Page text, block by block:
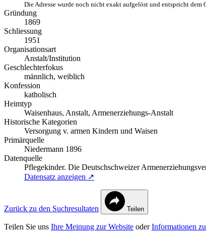
Die Adresse wurde noch nicht exakt aufgelöst und entspricht dem
Gründung
1869
Schliessung
1951
Organisationsart
Anstalt/Institution
Geschlechterfokus
männlich, weiblich
Konfession
katholisch
Heimtyp
Waisenhaus, Anstalt, Armenerziehungs-Anstalt
Historische Kategorien
Versorgung v. armen Kindern und Waisen
Primärquelle
Niedermann 1896
Datenquelle
Pflegekinder. Die Deutschschweizer
Datensatz anzeigen ↗
Zurück zu den Suchresultaten Teilen
Teilen Sie uns Ihre Meinung zur Website oderInformationen